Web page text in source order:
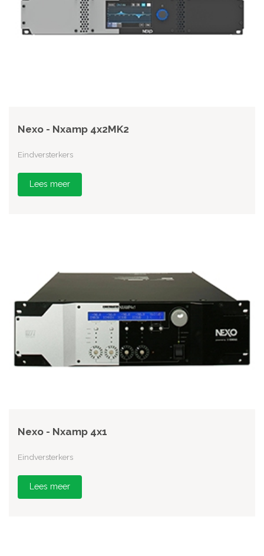
Nexo - Nxamp 4x2MK2
Eindversterkers
Lees meer
Nexo - Nxamp 4x1
Eindversterkers
Lees meer